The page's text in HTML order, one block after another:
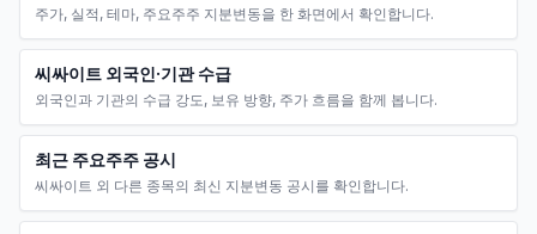
주가, 실적, 테마, 주요주주 지분변동을 한 화면에서 확인합니다.
씨싸이트 외국인·기관 수급
외국인과 기관의 수급 강도, 보유 방향, 주가 흐름을 함께 봅니다.
최근 주요주주 공시
씨싸이트 외 다른 종목의 최신 지분변동 공시를 확인합니다.